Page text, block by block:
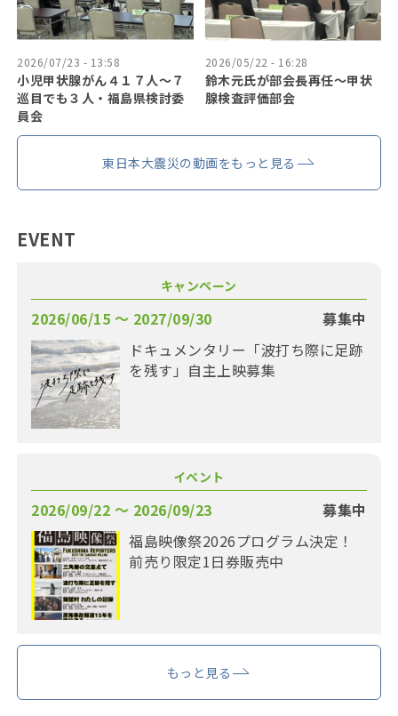
2026/07/23 - 13:58
小児甲状腺がん４１７人〜７
巡目でも３人・福島県検討委
員会
2026/05/22 - 16:28
鈴木元氏が部会長再任〜甲状
腺検査評価部会
東日本大震災の動画をもっと見る
EVENT
キャンペーン
2026/06/15 〜 2027/09/30
募集中
ドキュメンタリー「波打ち際に足跡
を残す」自主上映募集
イベント
2026/09/22 〜 2026/09/23
募集中
福島映像祭2026プログラム決定！
前売り限定1日券販売中
もっと見る